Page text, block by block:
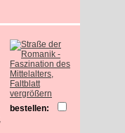
vergrößern
bestellen: